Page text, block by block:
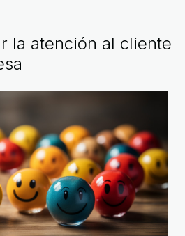
la atención al cliente